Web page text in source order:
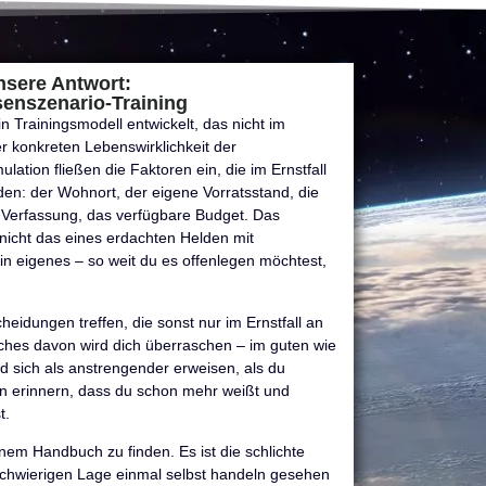
Antwort:
Training
Trainingsmodell entwickelt, das nicht im
konkreten Lebenswirklichkeit der
fließen die Faktoren ein, die im Ernstfall
der Wohnort, der eigene Vorratsstand, die
das verfügbare Budget. Das
das eines erdachten Helden mit
eigenes – so weit du es offenlegen möchtest,
treffen, die sonst nur im Ernstfall an
davon wird dich überraschen – im guten wie
sich als anstrengender erweisen, als du
erinnern, dass du schon mehr weißt und
Handbuch zu finden. Es ist die schlichte
Lage einmal selbst handeln gesehen